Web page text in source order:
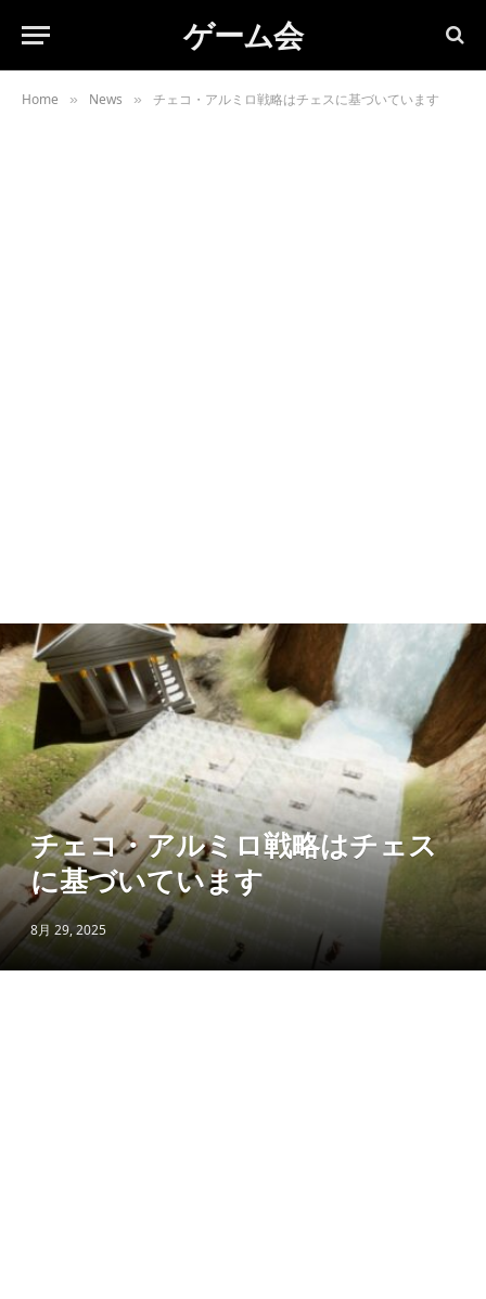
ゲーム会
Home » News » チェコ・アルミロ戦略はチェスに基づいています
チェコ・アルミロ戦略はチェス
に基づいています
8月 29, 2025